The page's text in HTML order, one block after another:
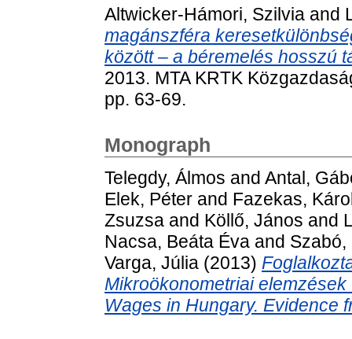
Altwicker-Hámori, Szilvia and
magánszféra
között – a béremelés hosszú
2013. MTA KRTK
pp. 63-69.
Monograph
Telegdy, Álmos and Antal,
Elek, Péter and Fazekas,
Zsuzsa and Köllő, János and
Nacsa, Beáta Éva and Szabó,
Varga, Júlia (2013)
Mikroökonometriai
Wages in Hungary. Evidence